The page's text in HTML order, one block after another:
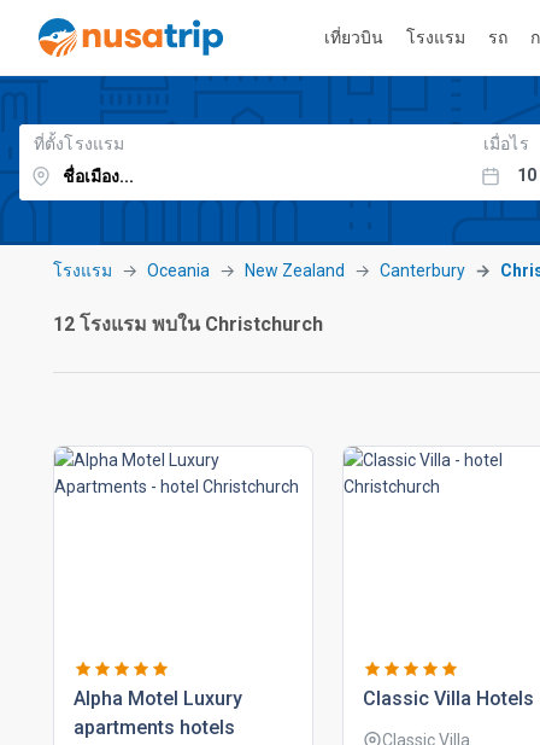
เที่ยวบิน โรงแรม รถ
ที่ตั้งโรงแรม เมื่อไร
โรงแรม Oceania New Zealand Canterbury
12 โรงแรม พบใน Christchurch
alpha motel luxury
apartments hotels
classic villa hotels
Classic Villa